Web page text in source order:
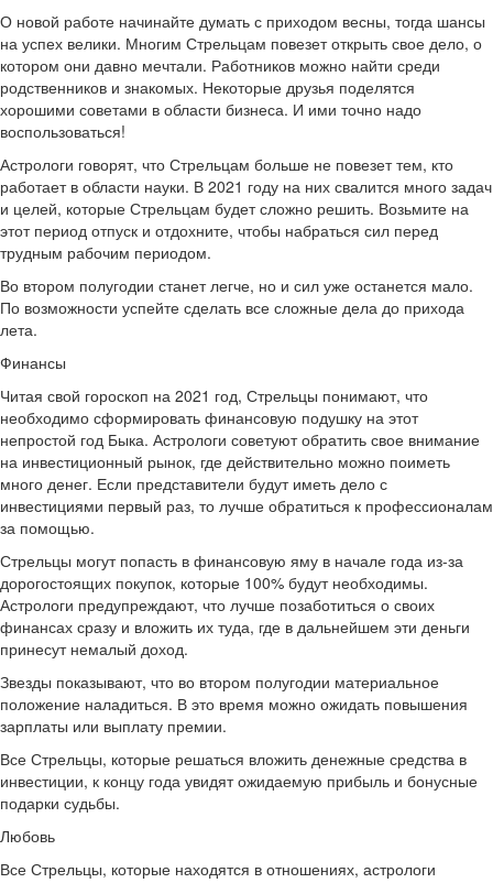
О новой работе начинайте думать с приходом весны, тогда шансы
на успех велики. Многим Стрельцам повезет открыть свое дело, о
котором они давно мечтали. Работников можно найти среди
родственников и знакомых. Некоторые друзья поделятся
хорошими советами в области бизнеса. И ими точно надо
воспользоваться!
Астрологи говорят, что Стрельцам больше не повезет тем, кто
работает в области науки. В 2021 году на них свалится много задач
и целей, которые Стрельцам будет сложно решить. Возьмите на
этот период отпуск и отдохните, чтобы набраться сил перед
трудным рабочим периодом.
Во втором полугодии станет легче, но и сил уже останется мало.
По возможности успейте сделать все сложные дела до прихода
лета.
Финансы
Читая свой гороскоп на 2021 год, Стрельцы понимают, что
необходимо сформировать финансовую подушку на этот
непростой год Быка. Астрологи советуют обратить свое внимание
на инвестиционный рынок, где действительно можно поиметь
много денег. Если представители будут иметь дело с
инвестициями первый раз, то лучше обратиться к профессионалам
за помощью.
Стрельцы могут попасть в финансовую яму в начале года из-за
дорогостоящих покупок, которые 100% будут необходимы.
Астрологи предупреждают, что лучше позаботиться о своих
финансах сразу и вложить их туда, где в дальнейшем эти деньги
принесут немалый доход.
Звезды показывают, что во втором полугодии материальное
положение наладиться. В это время можно ожидать повышения
зарплаты или выплату премии.
Все Стрельцы, которые решаться вложить денежные средства в
инвестиции, к концу года увидят ожидаемую прибыль и бонусные
подарки судьбы.
Любовь
Все Стрельцы, которые находятся в отношениях, астрологи